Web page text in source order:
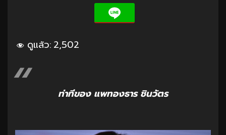
ดูแล้ว: 2,502
ท่าทีของ แพทองธาร ชินวัตร